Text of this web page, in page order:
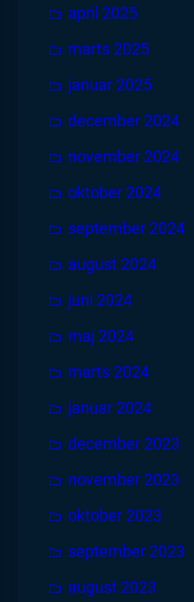
april 2025
marts 2025
januar 2025
december 2024
november 2024
oktober 2024
september 2024
august 2024
juni 2024
maj 2024
marts 2024
januar 2024
december 2023
november 2023
oktober 2023
september 2023
august 2023